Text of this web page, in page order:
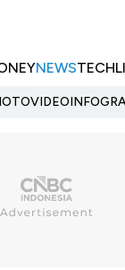
NEWSTECH
VIDEO